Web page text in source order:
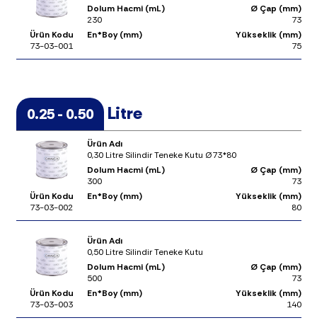
Dolum Hacmi (mL)
230
Ø Çap (mm)
73
Ürün Kodu
73-03-001
En*Boy (mm)
Yükseklik (mm)
75
0.25 - 0.50 Litre
Ürün Adı
0,30 Litre Silindir Teneke Kutu Ø73*80
Dolum Hacmi (mL)
300
Ø Çap (mm)
73
Ürün Kodu
73-03-002
En*Boy (mm)
Yükseklik (mm)
80
Ürün Adı
0,50 Litre Silindir Teneke Kutu
Dolum Hacmi (mL)
500
Ø Çap (mm)
73
Ürün Kodu
73-03-003
En*Boy (mm)
Yükseklik (mm)
140